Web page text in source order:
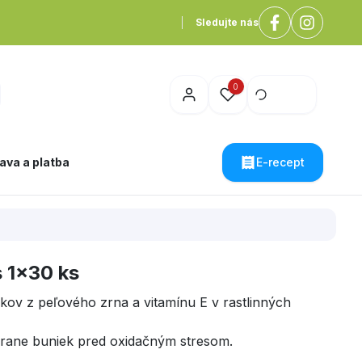
Sledujte nás
0
a platba E-recept
1x30 ks
z peľového zrna a vitamínu E v rastlinných
buniek pred oxidačným stresom.